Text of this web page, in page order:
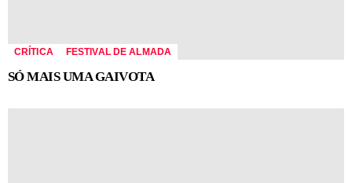
CRÍTICA FESTIVAL DE ALMADA
SÓ MAIS UMA GAIVOTA